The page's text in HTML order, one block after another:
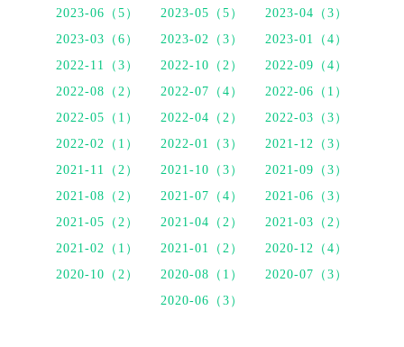
2023-06（5）
2023-05（5）
2023-04（3）
2023-03（6）
2023-02（3）
2023-01（4）
2022-11（3）
2022-10（2）
2022-09（4）
2022-08（2）
2022-07（4）
2022-06（1）
2022-05（1）
2022-04（2）
2022-03（3）
2022-02（1）
2022-01（3）
2021-12（3）
2021-11（2）
2021-10（3）
2021-09（3）
2021-08（2）
2021-07（4）
2021-06（3）
2021-05（2）
2021-04（2）
2021-03（2）
2021-02（1）
2021-01（2）
2020-12（4）
2020-10（2）
2020-08（1）
2020-07（3）
2020-06（3）